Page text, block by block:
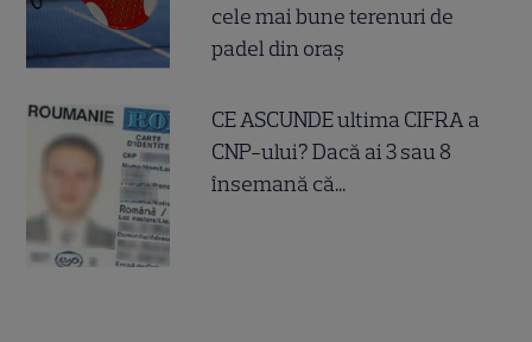
cele mai bune terenuri de
padel din oraș
CE ASCUNDE ultima CIFRA a
CNP-ului? Dacă ai 3 sau 8
însemană că...